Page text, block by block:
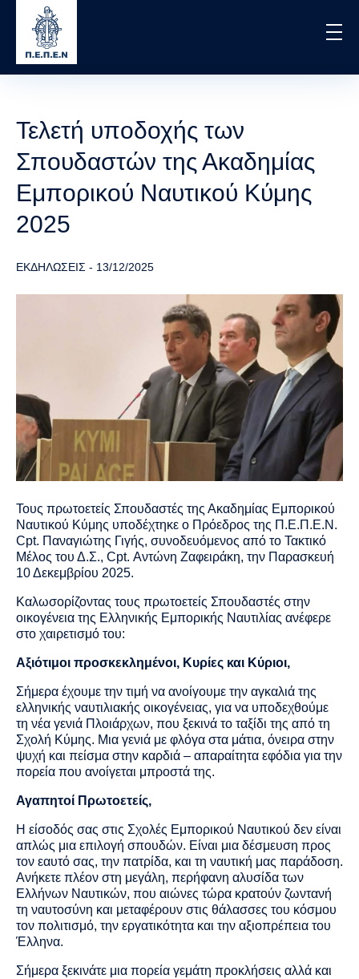
content
Τελετή υποδοχής των
Σπουδαστών της Ακαδημίας
Εμπορικού Ναυτικού Κύμης
2025
ΕΚΔΗΛΩΣΕΙΣ - 13/12/2025
Τους πρωτοετείς Σπουδαστές της Ακαδημίας Εμπορικού
Ναυτικού Κύμης υποδέχτηκε ο Πρόεδρος της Π.Ε.Π.Ε.Ν.
Cpt. Παναγιώτης Γιγής, συνοδευόμενος από το Τακτικό
Μέλος του Δ.Σ., Cpt. Αντώνη Ζαφειράκη, την Παρασκευή
10 Δεκεμβρίου 2025.
Καλωσορίζοντας τους πρωτοετείς Σπουδαστές στην
οικογένεια της Ελληνικής Εμπορικής Ναυτιλίας ανέφερε
στο χαιρετισμό του:
Αξιότιμοι προσκεκλημένοι, Κυρίες και Κύριοι,
Σήμερα έχουμε την τιμή να ανοίγουμε την αγκαλιά της
ελληνικής ναυτιλιακής οικογένειας, για να υποδεχθούμε
τη νέα γενιά Πλοιάρχων, που ξεκινά το ταξίδι της από τη
Σχολή Κύμης. Μια γενιά με φλόγα στα μάτια, όνειρα στην
ψυχή και πείσμα στην καρδιά – απαραίτητα εφόδια για την
πορεία που ανοίγεται μπροστά της.
Αγαπητοί Πρωτοετείς,
Η είσοδός σας στις Σχολές Εμπορικού Ναυτικού δεν είναι
απλώς μια επιλογή σπουδών. Είναι μια δέσμευση προς
τον εαυτό σας, την πατρίδα, και τη ναυτική μας παράδοση.
Ανήκετε πλέον στη μεγάλη, περήφανη αλυσίδα των
Ελλήνων Ναυτικών, που αιώνες τώρα κρατούν ζωντανή
τη ναυτοσύνη και μεταφέρουν στις θάλασσες του κόσμου
τον πολιτισμό, την εργατικότητα και την αξιοπρέπεια του
Έλληνα.
Σήμερα ξεκινάτε μια πορεία γεμάτη προκλήσεις αλλά και